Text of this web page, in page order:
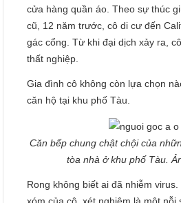
cửa hàng quần áo. Theo sự thúc
cũ, 12 năm trước, cô di cư đến
gác cổng. Từ khi đại dịch xảy ra,
thất nghiệp.
Gia đình cô không còn lựa chọn
căn hộ tại khu phố Tàu.
Căn bếp chung chật chội của
tòa nhà ở khu phố Tàu.
Rong không biết ai đã nhiễm
xóm của cô, xét nghiệm là một nỗi